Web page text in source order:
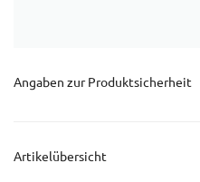
Angaben zur Produktsicherheit
Artikelübersicht